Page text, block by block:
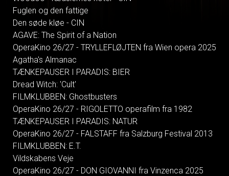
Fuglen og den fattige
Den søde kløe - CIN
AGAVE: The Spirit of a Nation
OperaKino 26/27 - TRYLLEFLØJTEN fra Wien opera 2025
Agatha's Almanac
TÆNKEPAUSER I PARADIS: BIER
Dread Witch: 'Cult'
FILMKLUBBEN: Ghostbusters
OperaKino 26/27 - RIGOLETTO operafilm fra 1982
TÆNKEPAUSER I PARADIS: NATUR
OperaKino 26/27 - FALSTAFF fra Salzburg Festival 2013
FILMKLUBBEN: E.T.
Vildskabens Veje
OperaKino 26/27 - DON GIOVANNI fra Vinzenca 2025